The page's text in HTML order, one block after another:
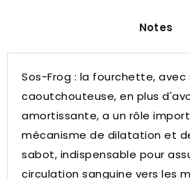
Notes
Sos-Frog : la fourchette,
caoutchouteuse, en plus
amortissante, a un rôle
mécanisme de dilatation et
sabot, indispensable pour
circulation sanguine vers les